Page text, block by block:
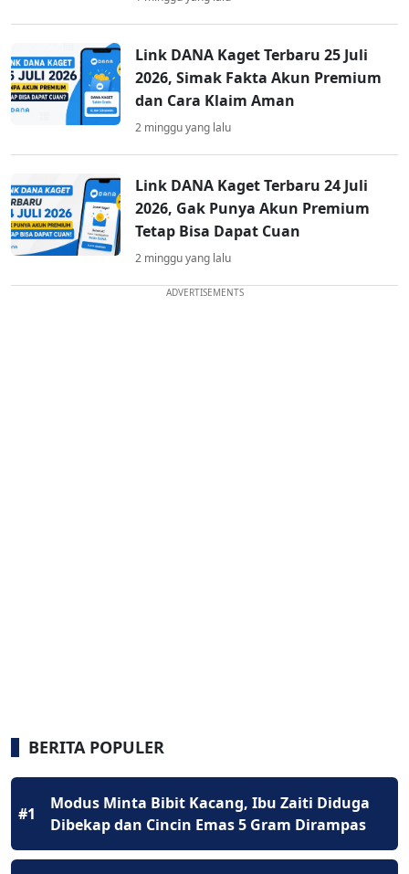
Link DANA Kaget Terbaru 25 Juli
2026, Simak Fakta Akun Premium
dan Cara Klaim Aman
2 minggu yang lalu
Link DANA Kaget Terbaru 24 Juli
2026, Gak Punya Akun Premium
Tetap Bisa Dapat Cuan
2 minggu yang lalu
ADVERTISEMENTS
BERITA POPULER
#1
Modus Minta Bibit Kacang, Ibu Zaiti Diduga
Dibekap dan Cincin Emas 5 Gram Dirampas